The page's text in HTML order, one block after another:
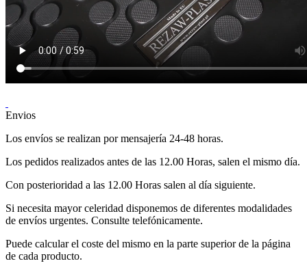
Envios
Los envíos se realizan por mensajería 24-48 horas.
Los pedidos realizados antes de las 12.00 Horas, salen el mismo día.
Con posterioridad a las 12.00 Horas salen al día siguiente.
Si necesita mayor celeridad disponemos de diferentes modalidades
de envíos urgentes. Consulte telefónicamente.
Puede calcular el coste del mismo en la parte superior de la página
de cada producto.